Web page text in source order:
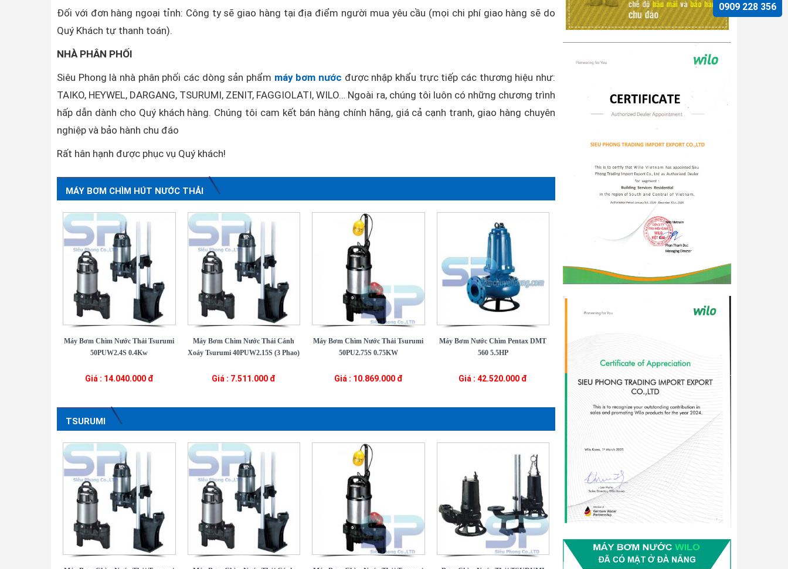
0909 228 356
Đối với đơn hàng ngoại tỉnh: Công ty sẽ giao hàng tại địa điểm người mua yêu cầu (mọi chi phí giao hàng sẽ do
Quý Khách tự thanh toán).
NHÀ PHÂN PHỐI
Siêu Phong là nhà phân phối các dòng sản phẩm máy bơm nước được nhập khẩu trực tiếp các thương hiệu như:
TAIKO, HEYWEL, DARGANG, TSURUMI, ZENIT, FAGGIOLATI, WILO… Ngoài ra, chúng tôi luôn có những chương trình
hấp dẫn dành cho Quý khách hàng. Chúng tôi cam kết bán hàng chính hãng, giá cả cạnh tranh, giao hàng chuyên
nghiệp và bảo hành chu đáo
Rất hân hạnh được phục vụ Quý khách!
MÁY BƠM CHÌM HÚT NƯỚC THẢI
Máy Bơm Chìm Nước Thải Tsurumi
50PUW2.4S 0.4Kw
Giá : 14.040.000 đ
Máy Bơm Chìm Nước Thải Cánh
Xoáy Tsurumi 40PUW2.15S (3 Phao)
Giá : 7.511.000 đ
Máy Bơm Chìm Nước Thải Tsurumi
50PU2.75S 0.75KW
Giá : 10.869.000 đ
Máy Bơm Nước Chìm Pentax DMT
560 5.5HP
Giá : 42.520.000 đ
TSURUMI